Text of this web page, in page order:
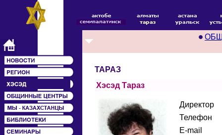
ТАРАЗ
Хэсэд Тараз
Директор
Телефон
E-mail